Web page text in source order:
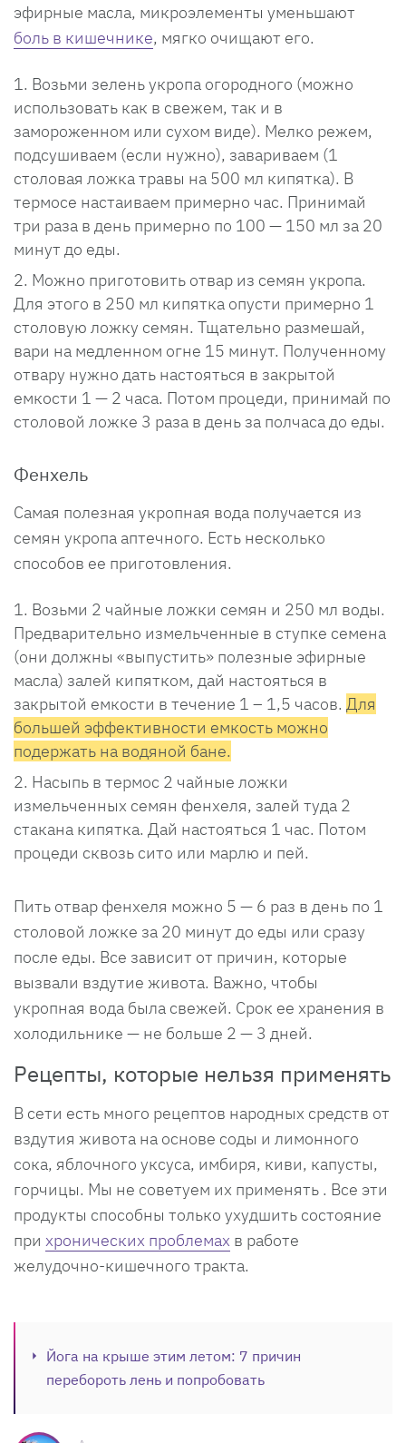
эфирные масла, микроэлементы уменьшают
боль в кишечнике, мягко очищают его.
Возьми зелень укропа огородного (можно
использовать как в свежем, так и в
замороженном или сухом виде). Мелко режем,
подсушиваем (если нужно), завариваем (1
столовая ложка травы на 500 мл кипятка). В
термосе настаиваем примерно час. Принимай
три раза в день примерно по 100 — 150 мл за 20
минут до еды.
Можно приготовить отвар из семян укропа.
Для этого в 250 мл кипятка опусти примерно 1
столовую ложку семян. Тщательно размешай,
вари на медленном огне 15 минут. Полученному
отвару нужно дать настояться в закрытой
емкости 1 — 2 часа. Потом процеди, принимай по
столовой ложке 3 раза в день за полчаса до еды.
Фенхель
Самая полезная укропная вода получается из
семян укропа аптечного. Есть несколько
способов ее приготовления.
Возьми 2 чайные ложки семян и 250 мл воды.
Предварительно измельченные в ступке семена
(они должны «выпустить» полезные эфирные
масла) залей кипятком, дай настояться в
закрытой емкости в течение 1 – 1,5 часов. Для
большей эффективности емкость можно
подержать на водяной бане.
Насыпь в термос 2 чайные ложки
измельченных семян фенхеля, залей туда 2
стакана кипятка. Дай настояться 1 час. Потом
процеди сквозь сито или марлю и пей.
Пить отвар фенхеля можно 5 — 6 раз в день по 1
столовой ложке за 20 минут до еды или сразу
после еды. Все зависит от причин, которые
вызвали вздутие живота. Важно, чтобы
укропная вода была свежей. Срок ее хранения в
холодильнике — не больше 2 — 3 дней.
Рецепты, которые нельзя применять
В сети есть много рецептов народных средств от
вздутия живота на основе соды и лимонного
сока, яблочного уксуса, имбиря, киви, капусты,
горчицы. Мы не советуем их применять . Все эти
продукты способны только ухудшить состояние
при хронических проблемах в работе
желудочно-кишечного тракта.
Йога на крыше этим летом: 7 причин
перебороть лень и попробовать